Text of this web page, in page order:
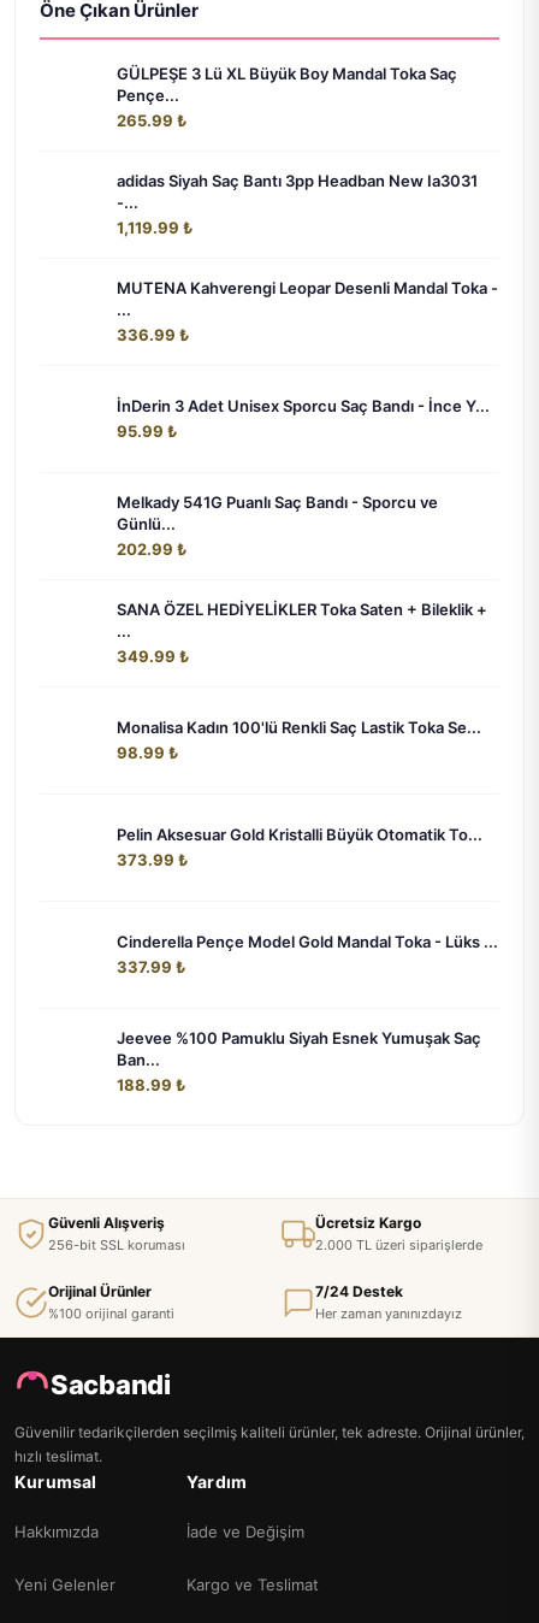
Öne Çıkan Ürünler
GÜLPEŞE 3 Lü XL Büyük Boy Mandal Toka Saç
Pençe...
265.99 ₺
adidas Siyah Saç Bantı 3pp Headban New Ia3031
-...
1,119.99 ₺
MUTENA Kahverengi Leopar Desenli Mandal Toka -
...
336.99 ₺
İnDerin 3 Adet Unisex Sporcu Saç Bandı - İnce Y...
95.99 ₺
Melkady 541G Puanlı Saç Bandı - Sporcu ve
Günlü...
202.99 ₺
SANA ÖZEL HEDİYELİKLER Toka Saten + Bileklik +
...
349.99 ₺
Monalisa Kadın 100'lü Renkli Saç Lastik Toka Se...
98.99 ₺
Pelin Aksesuar Gold Kristalli Büyük Otomatik To...
373.99 ₺
Cinderella Pençe Model Gold Mandal Toka - Lüks ...
337.99 ₺
Jeevee %100 Pamuklu Siyah Esnek Yumuşak Saç
Ban...
188.99 ₺
Güvenli Alışveriş
256-bit SSL koruması
Ücretsiz Kargo
2.000 TL üzeri siparişlerde
Orijinal Ürünler
%100 orijinal garanti
7/24 Destek
Her zaman yanınızdayız
Sacbandi
Güvenilir tedarikçilerden seçilmiş kaliteli ürünler, tek adreste. Orijinal ürünler,
hızlı teslimat.
Kurumsal
Hakkımızda
Yeni Gelenler
Yardım
İade ve Değişim
Kargo ve Teslimat